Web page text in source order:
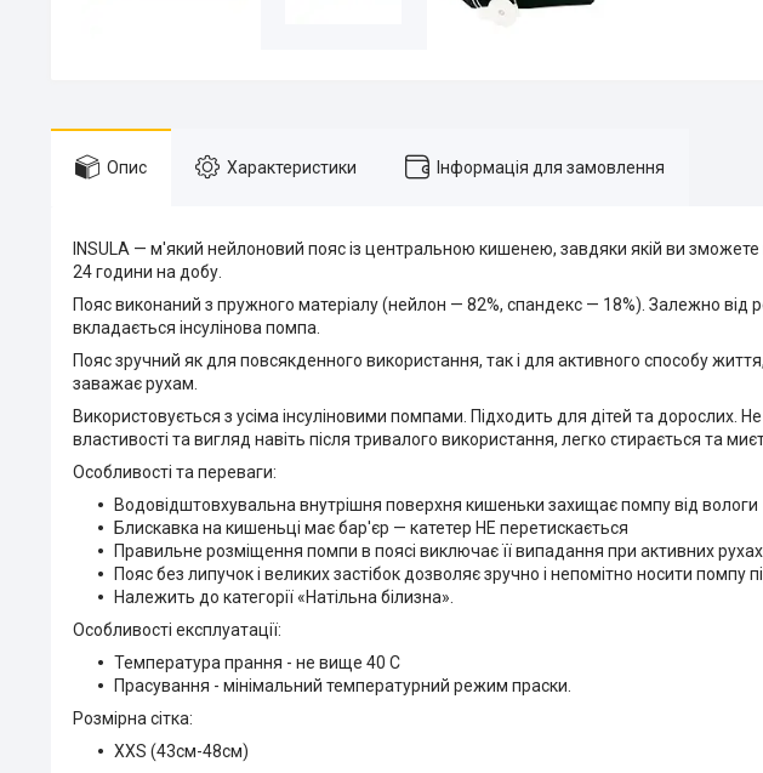
Опис Характеристики Інформація для замовлення
INSULA — м'який нейлоновий пояс із центральною кишенею, завдяки якій ви
24 години на добу.
Пояс виконаний з пружного матеріалу (нейлон — 82%, спандекс — 18%). Залежно від
вкладається інсулінова помпа.
Пояс зручний як для повсякденного використання, так і для активного способу
заважає рухам.
Використовується з усіма інсуліновими помпами. Підходить для дітей та дорослих.
властивості та вигляд навіть після тривалого використання, легко стирається та
Особливості та переваги:
Водовідштовхувальна внутрішня поверхня кишеньки захищає помпу від вологи
Блискавка на кишеньці має бар'єр — катетер НЕ перетискається
Правильне розміщення помпи в поясі виключає її випадання при активних
Пояс без липучок і великих застібок дозволяє зручно і непомітно носити помпу
Належить до категорії «Натільна білизна».
Особливості експлуатації:
Температура прання - не вище 40 С
Прасування - мінімальний температурний режим праски.
Розмірна сітка:
XXS (43см-48см)